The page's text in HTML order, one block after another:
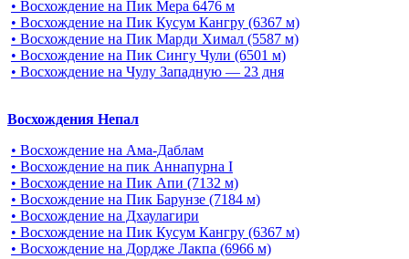
• Восхождение на Пик Мера 6476 м
• Восхождение на Пик Кусум Кангру (6367 м)
• Восхождение на Пик Марди Химал (5587 м)
• Восхождение на Пик Сингу Чули (6501 м)
• Восхождение на Чулу Западную — 23 дня
Восхождения Непал
• Восхождение на Ама-Даблам
• Восхождение на пик Аннапурна I
• Восхождение на Пик Апи (7132 м)
• Восхождение на Пик Барунзе (7184 м)
• Восхождение на Дхаулагири
• Восхождение на Пик Кусум Кангру (6367 м)
• Восхождение на Дордже Лакпа (6966 м)